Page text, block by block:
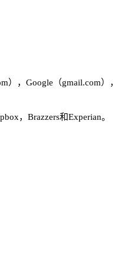
），Google（gmail.com），
，Brazzers和Experian。